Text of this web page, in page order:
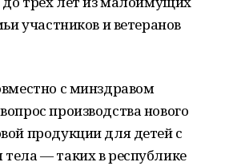
участников и ветеранов
с минздравом
производства нового
продукции для детей с
— таких в республике